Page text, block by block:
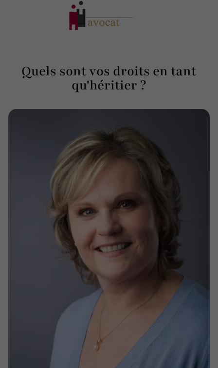
Quels sont vos droits en tant
qu'héritier ?